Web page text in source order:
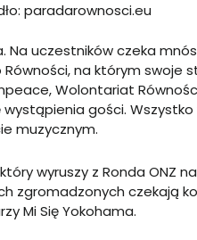
paradarownosci.eu
uczestników czeka
na którym swoje
Wolontariat
gości.
muzycznym.
wyruszy z Ronda ONZ
zgromadzonych czekają
Mi Się Yokohama.